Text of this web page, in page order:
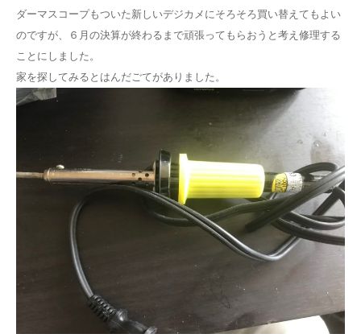
ダーマスコープもついた新しいデジカメにそろそろ買い替えてもよい
のですが、６月の決算が終わるまで頑張ってもらおうと考え修理する
ことにしました。
家を探してみるとはんだごてがありました。